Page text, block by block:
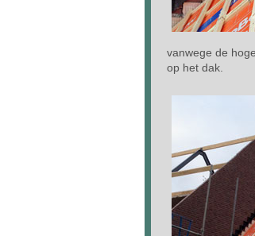
vanwege de
op het dak.